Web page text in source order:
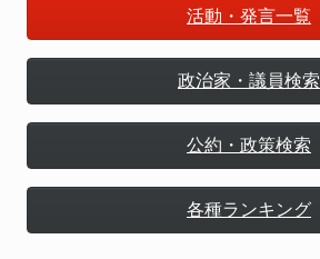
活動・発言一覧
政治家・議員検索
公約・政策検索
各種ランキング